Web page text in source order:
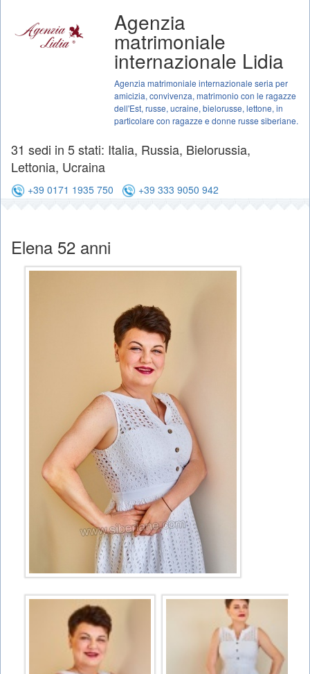
Agenzia
matrimoniale
internazionale Lidia
Agenzia matrimoniale internazionale seria per
amicizia, convivenza, matrimonio con le ragazze
dell'Est, russe, ucraine, bielorusse, lettone, in
particolare con ragazze e donne russe siberiane.
31 sedi in 5 stati: Italia, Russia, Bielorussia,
Lettonia, Ucraina
+39 0171 1935 750 +39 333 9050 942
Elena 52 anni